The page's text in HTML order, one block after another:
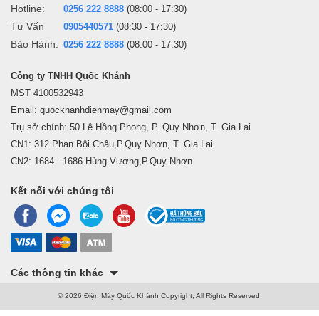
Hotline: 0256 222 8888 (08:00 - 17:30)
Tư Vấn 0905440571 (08:30 - 17:30)
Bảo Hành: 0256 222 8888 (08:00 - 17:30)
Công ty TNHH Quốc Khánh
MST 4100532943
Email: quockhanhdienmay@gmail.com
Trụ sở chính: 50 Lê Hồng Phong, P. Quy Nhơn, T. Gia Lai
CN1: 312 Phan Bội Châu,P.Quy Nhơn, T. Gia Lai
CN2: 1684 - 1686 Hùng Vương,P.Quy Nhơn
Kết nối với chúng tôi
Các thông tin khác
© 2026 Điện Máy Quốc Khánh Copyright, All Rights Reserved.